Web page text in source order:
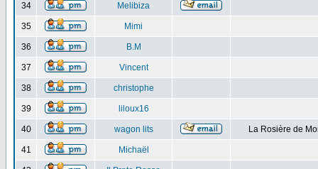
34 Melibiza
35 Mimi
36 B.M
37 Vincent
38 christophe
39 liloux16
40 wagon lits La Rosière de
41 Michaël